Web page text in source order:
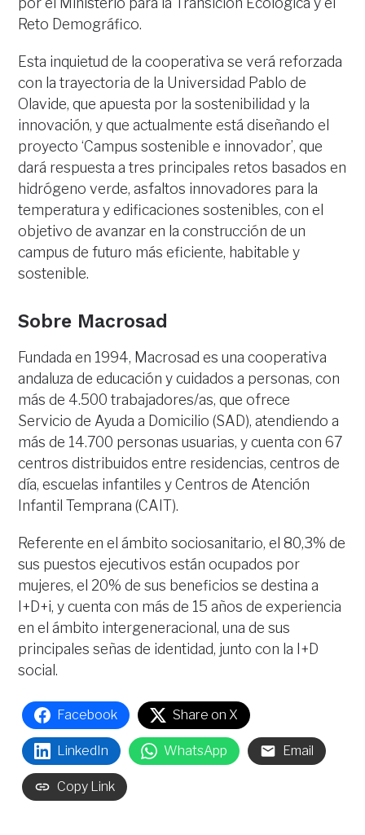
Reto Demográfico.
Esta inquietud de la cooperativa se verá reforzada
con la trayectoria de la Universidad Pablo de
Olavide, que apuesta por la sostenibilidad y la
innovación, y que actualmente está diseñando el
proyecto ‘Campus sostenible e innovador’, que
dará respuesta a tres principales retos basados en
hidrógeno verde, asfaltos innovadores para la
temperatura y edificaciones sostenibles, con el
objetivo de avanzar en la construcción de un
campus de futuro más eficiente, habitable y
sostenible.
Sobre Macrosad
Fundada en 1994, Macrosad es una cooperativa
andaluza de educación y cuidados a personas, con
más de 4.500 trabajadores/as, que ofrece
Servicio de Ayuda a Domicilio (SAD), atendiendo a
más de 14.700 personas usuarias, y cuenta con 67
centros distribuidos entre residencias, centros de
día, escuelas infantiles y Centros de Atención
Infantil Temprana (CAIT).
Referente en el ámbito sociosanitario, el 80,3% de
sus puestos ejecutivos están ocupados por
mujeres, el 20% de sus beneficios se destina a
I+D+i, y cuenta con más de 15 años de experiencia
en el ámbito intergeneracional, una de sus
principales señas de identidad, junto con la I+D
social.
Facebook Share on X
LinkedIn WhatsApp Email
Copy Link